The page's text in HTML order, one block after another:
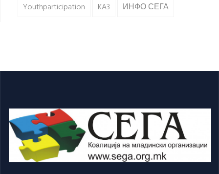
Youthparticipation
KA3 ИНФО СЕГА